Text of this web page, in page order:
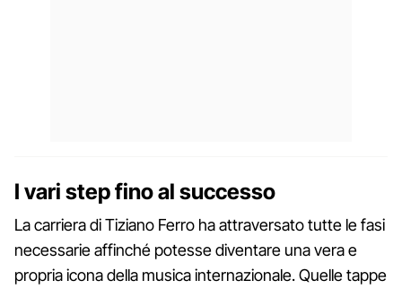
I vari step fino al successo
La carriera di Tiziano Ferro ha attraversato tutte le fasi
necessarie affinché potesse diventare una vera e
propria icona della musica internazionale. Quelle tappe